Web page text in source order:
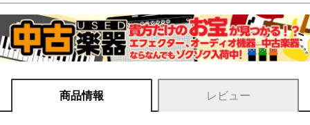
商品情報 レビュー